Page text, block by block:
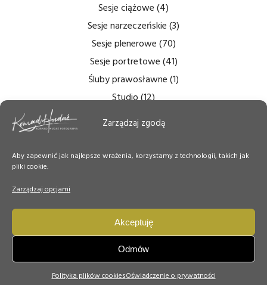
Zarządzaj zgodą
Aby zapewnić jak najlepsze wrażenia, korzystamy z technologii, takich jak
pliki cookie.
Zarządzaj opcjami
Akceptuję
Odmów
Polityka plików cookiesOświadczenie o prywatności
Sesje ciążowe(4)
Sesje narzeczeńskie(3)
Sesje plenerowe(70)
Sesje portretowe(41)
Śluby prawosławne(1)
Studio(12)
Zdjęcia bezcieniowe
Zdjęcia ślubne(14)
Zdjęcie Dnia(50)